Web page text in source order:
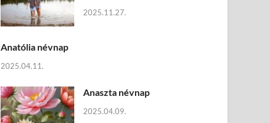
2025.11.27.
Anatólia névnap
2025.04.11.
Anaszta névnap
2025.04.09.